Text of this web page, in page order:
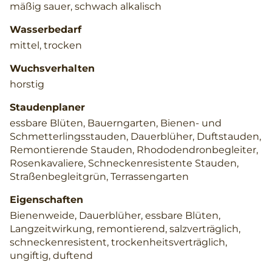
mäßig sauer, schwach alkalisch
Wasserbedarf
mittel, trocken
Wuchsverhalten
horstig
Staudenplaner
essbare Blüten, Bauerngarten, Bienen- und
Schmetterlingsstauden, Dauerblüher, Duftstauden,
Remontierende Stauden, Rhododendronbegleiter,
Rosenkavaliere, Schneckenresistente Stauden,
Straßenbegleitgrün, Terrassengarten
Eigenschaften
Bienenweide, Dauerblüher, essbare Blüten,
Langzeitwirkung, remontierend, salzverträglich,
schneckenresistent, trockenheitsverträglich,
ungiftig, duftend